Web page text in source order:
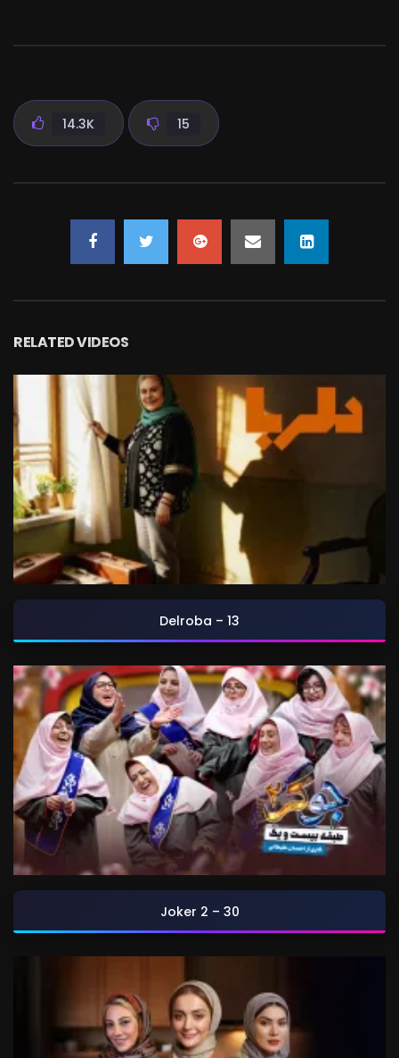
14.3K 15
RELATED VIDEOS
Delroba – 13
Joker 2 – 30